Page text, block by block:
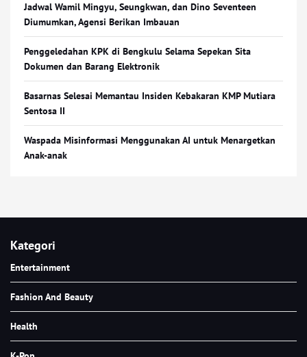
Jadwal Wamil Mingyu, Seungkwan, dan Dino Seventeen
Diumumkan, Agensi Berikan Imbauan
Penggeledahan KPK di Bengkulu Selama Sepekan Sita
Dokumen dan Barang Elektronik
Basarnas Selesai Memantau Insiden Kebakaran KMP Mutiara
Sentosa II
Waspada Misinformasi Menggunakan AI untuk Menargetkan
Anak-anak
Kategori
Entertainment
Fashion And Beauty
Health